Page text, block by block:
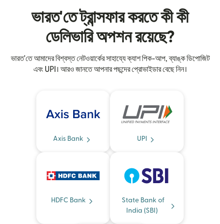
ভারত'তে ট্রান্সফার করতে কী কী
ডেলিভারি অপশন রয়েছে?
ভারত'তে আমাদের বিশ্বস্ত নেটওয়ার্কের সাহায্যে ক্যাশ পিক-আপ, ব্যাঙ্ক ডিপোজিট
এবং UPI। আরও জানতে আপনার পছন্দের প্রোভাইডার বেছে নিন।
Axis Bank UPI
HDFC Bank
State Bank of
India (SBI)